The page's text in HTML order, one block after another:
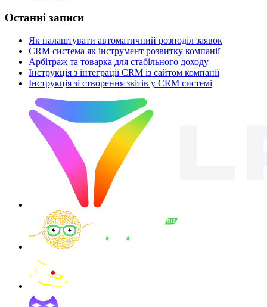
Останні записи
Як налаштувати автоматичний розподіл заявок
CRM система як інструмент розвитку компанії
Арбітраж та товарка для стабільного доходу
Інструкція з інтеграції CRM із сайтом компанії
Інструкція зі створення звітів у CRM системі